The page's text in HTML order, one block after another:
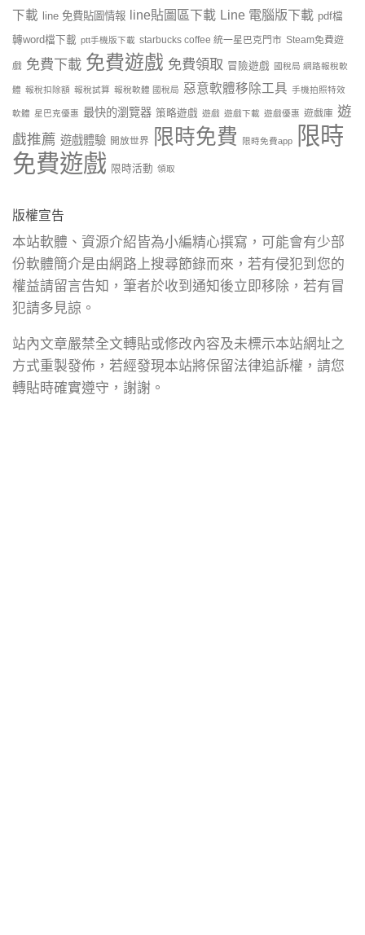
下載 line 免費貼圖情報 line貼圖區下載 Line 電腦版下載 pdf檔
轉word檔下載 ptt手機版下載 starbucks coffee 統一星巴克門市 Steam免費遊
戲 免費下載 免費遊戲 免費領取 冒險遊戲 國稅局 網路報稅軟
體 報稅扣除額 報稅試算 報稅軟體 國稅局 惡意軟體移除工具 手機拍照特效
軟體 星巴克優惠 最快的瀏覽器 策略遊戲 遊戲 遊戲下載 遊戲優惠 遊戲庫 遊
戲推薦 遊戲體驗 開放世界 限時免費 限時免費app
限時
免費遊戲 限時活動 領取
版權宣告
本站軟體、資源介紹皆為小編精心撰寫，可能會有少部
份軟體簡介是由網路上搜尋節錄而來，若有侵犯到您的
權益請留言告知，筆者於收到通知後立即移除，若有冒
犯請多見諒。
站內文章嚴禁全文轉貼或修改內容及未標示本站網址之
方式重製發佈，若經發現本站將保留法律追訴權，請您
轉貼時確實遵守，謝謝。